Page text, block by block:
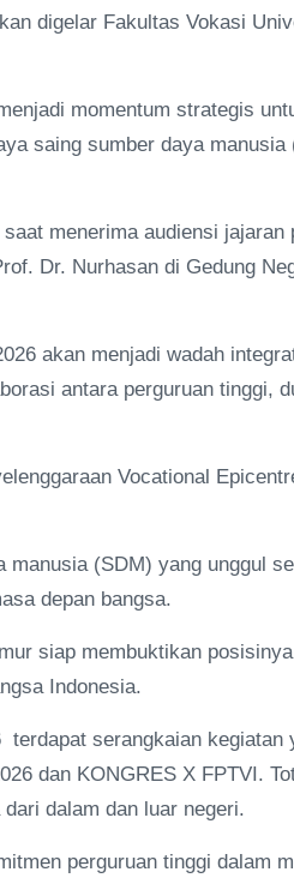
digelar Fakultas Vokasi
momentum strategis
saing sumber daya
menerima audiensi
Dr. Nurhasan di Gedung
akan menjadi wadah
antara perguruan tinggi,
Vocational
(SDM) yang unggul
depan bangsa.
siap membuktikan
Indonesia.
serangkaian kegiatan
dan KONGRES X FPTVI.
dalam dan luar negeri.
perguruan tinggi dalam